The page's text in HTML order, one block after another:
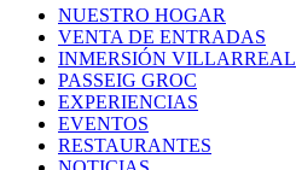
NUESTRO HOGAR
VENTA DE ENTRADAS
INMERSIÓN VILLARREAL
PASSEIG GROC
EXPERIENCIAS
EVENTOS
RESTAURANTES